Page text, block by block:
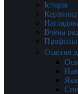
Історія
Вчена
Освітня